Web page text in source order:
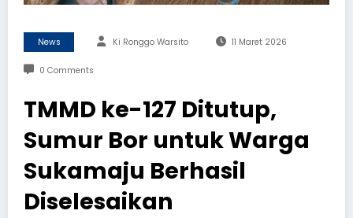
News Ki Ronggo Warsito 11 Maret 2026
0 Comments
TMMD ke-127 Ditutup,
Sumur Bor untuk Warga
Sukamaju Berhasil
Diselesaikan